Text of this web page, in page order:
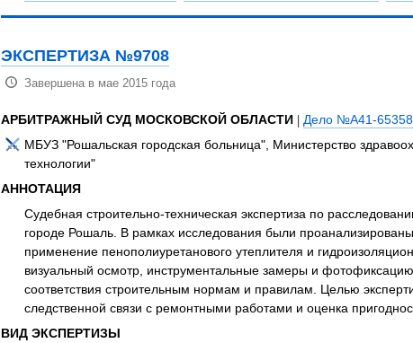
ЭКСПЕРТИЗА №9708
Завершена в мае 2015 года
АРБИТРАЖНЫЙ СУД МОСКОВСКОЙ ОБЛАСТИ | Дело №А41-
МБУЗ "Рошальская городская больница", Министерство
технологии"
АННОТАЦИЯ
Судебная строительно-техническая экспертиза по
городе Рошаль. В рамках исследования были
применение пенополиуретанового утеплителя и
визуальный осмотр, инструментальные замеры и
соответствия строительным нормам и правилам. Целью
следственной связи с ремонтными работами и оценка
ВИД ЭКСПЕРТИЗЫ